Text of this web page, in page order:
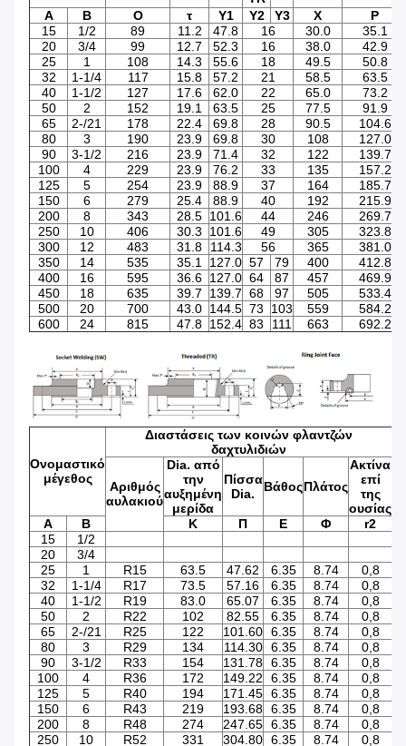
Α Β Ο τ Y1 Y2 Y3 Χ
Ρ
15
1/2 89 11.2 47.8 16 30.0
35.1
20
3/4 99 12.7 52.3 16 38.0
42.9
25
1 108 14.3 55.6 18 49.5
50.8
32
1-1/4 117 15.8 57.2 21 58.5
63.5
40
1-1/2 127 17.6 62.0 22 65.0
73.2
50
2 152 19.1 63.5 25 77.5
91.9
65
2-/21 178 22.4 69.8 28 90.5
104.6
80
3 190 23.9 69.8 30 108
127.0
90
3-1/2 216 23.9 71.4 32 122
139.7
100
4 229 23.9 76.2 33 135
157.2
125
5 254 23.9 88.9 37 164
185.7
150
6 279 25.4 88.9 40 192
215.9
200
8 343 28.5 101.6 44 246
269.7
250
10 406 30.3 101.6 49 305
323.8
300
12 483 31.8 114.3 56 365
381.0
350
14 535 35.1 127.0 57 79 400
412.8
400
16 595 36.6 127.0 64 87 457
469.9
450
18 635 39.7 139.7 68 97 505
533.4
500
20 700 43.0 144.5 73 103 559
584.2
600
24 815 47.8 152.4 83 111 663 692.2
Ονομαστικό
μέγεθος
Διαστάσεις των κοινών φλαντζών
δαχτυλιδιών
Αριθμός
αυλακιού
Dia. από
την
αυξημένη
μερίδα
Πίσσα
Dia.
ΒάθοςΠλάτος
Ακτίνα
επί
της
ουσίας
Α
Β Κ Π Ε Φ
r2
15
1/2
20
3/4
25
1 R15 63.5 47.62 6.35 8.74 0,8
32
1-1/4 R17 73.5 57.16 6.35 8.74 0,8
40
1-1/2 R19 83.0 65.07 6.35 8.74 0,8
50
2 R22 102 82.55 6.35 8.74 0,8
65
2-/21 R25 122 101.60 6.35 8.74 0,8
80
3 R29 134 114.30 6.35 8.74 0,8
90
3-1/2 R33 154 131.78 6.35 8.74 0,8
100
4 R36 172 149.22 6.35 8.74 0,8
125
5 R40 194 171.45 6.35 8.74 0,8
150
6 R43 219 193.68 6.35 8.74 0,8
200
8 R48 274 247.65 6.35 8.74 0,8
250
10 R52 331 304.80 6.35 8.74 0,8